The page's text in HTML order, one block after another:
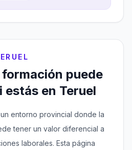
puede
en Teruel
entorno provincial donde la
tener un valor diferencial a
laborales. Esta página